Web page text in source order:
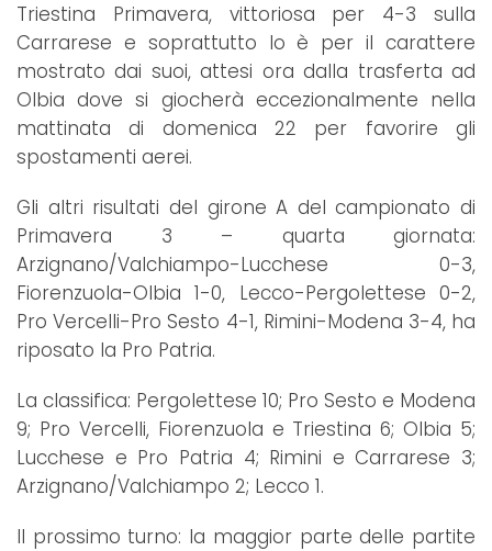
Triestina Primavera, vittoriosa per 4-3 sulla
Carrarese e soprattutto lo è per il carattere
mostrato dai suoi, attesi ora dalla trasferta ad
Olbia dove si giocherà eccezionalmente nella
mattinata di domenica 22 per favorire gli
spostamenti aerei.
Gli altri risultati del girone A del campionato di
Primavera 3 – quarta giornata:
Arzignano/Valchiampo-Lucchese 0-3,
Fiorenzuola-Olbia 1-0, Lecco-Pergolettese 0-2,
Pro Vercelli-Pro Sesto 4-1, Rimini-Modena 3-4, ha
riposato la Pro Patria.
La classifica: Pergolettese 10; Pro Sesto e Modena
9; Pro Vercelli, Fiorenzuola e Triestina 6; Olbia 5;
Lucchese e Pro Patria 4; Rimini e Carrarese 3;
Arzignano/Valchiampo 2; Lecco 1.
Il prossimo turno: la maggior parte delle partite